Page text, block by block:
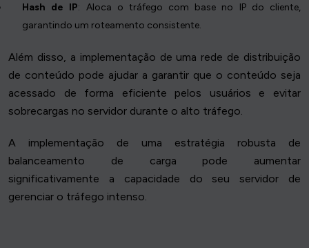
Hash de IP: Aloca o tráfego com base no IP do cliente,
garantindo um roteamento consistente.
Além disso, a implementação de uma rede de distribuição
de conteúdo pode ajudar a garantir que o conteúdo seja
acessado de forma eficiente pelos usuários e evitar
sobrecargas no servidor durante o alto tráfego.
A implementação de uma estratégia robusta de
balanceamento de carga pode aumentar
significativamente a capacidade do seu servidor de
gerenciar o tráfego intenso.